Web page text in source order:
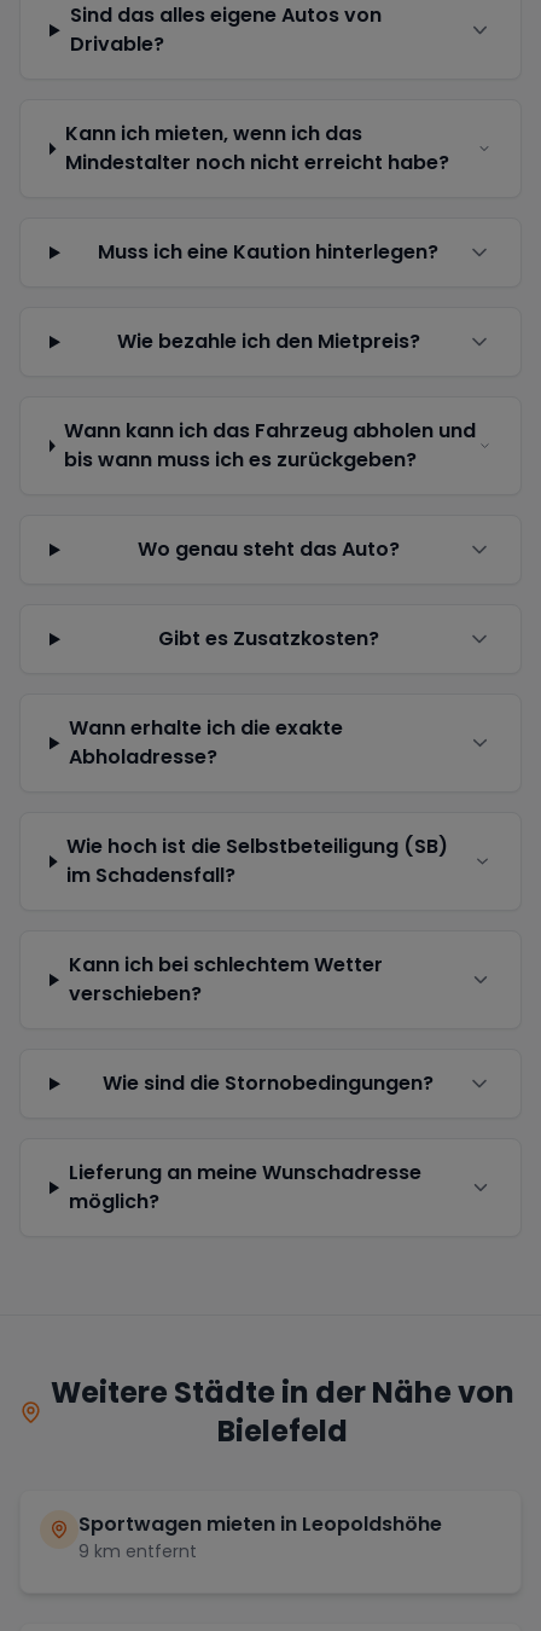
Sind das alles eigene Autos von
Drivable?
Kann ich mieten, wenn ich das
Mindestalter noch nicht erreicht habe?
Muss ich eine Kaution hinterlegen?
Wie bezahle ich den Mietpreis?
Wann kann ich das Fahrzeug abholen und
bis wann muss ich es zurückgeben?
Wo genau steht das Auto?
Gibt es Zusatzkosten?
Wann erhalte ich die exakte
Abholadresse?
Wie hoch ist die Selbstbeteiligung (SB)
im Schadensfall?
Kann ich bei schlechtem Wetter
verschieben?
Wie sind die Stornobedingungen?
Lieferung an meine Wunschadresse
möglich?
Weitere Städte in der Nähe von
Bielefeld
Sportwagen mieten in Leopoldshöhe
9 km entfernt